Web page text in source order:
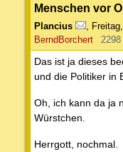
Menschen vor
Plancius
BerndBorchert
Das ist ja dieses
und die Politiker in
Oh, ich kann da ja
Würstchen.
Herrgott, nochmal.